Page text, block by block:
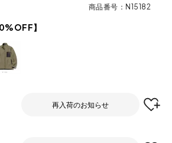
商品番号 N15182
】
再入荷のお知らせ